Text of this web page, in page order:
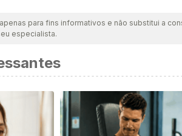
para fins informativos e não substitui a
especialista.